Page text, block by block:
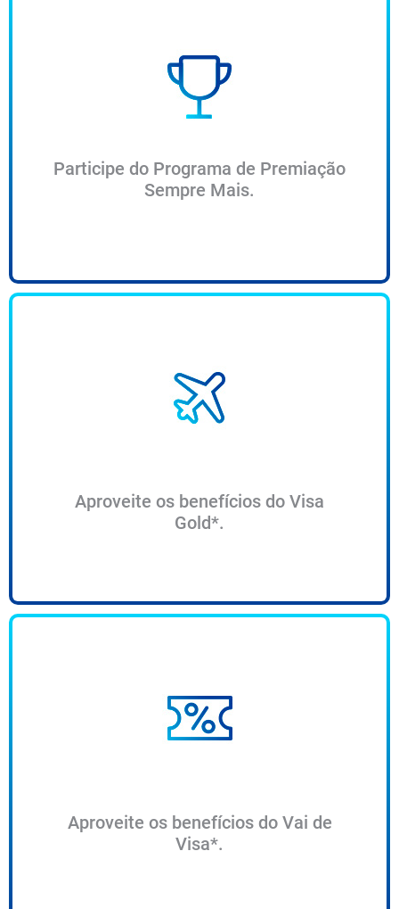
Participe do Programa de Premiação
Sempre Mais.
Aproveite os benefícios do Visa
Gold*.
Aproveite os benefícios do Vai de
Visa*.